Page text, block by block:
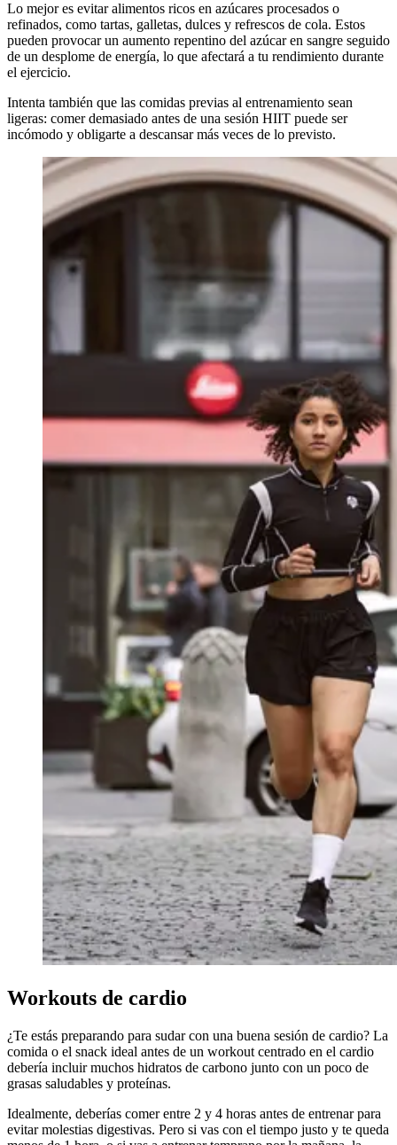
Lo mejor es evitar alimentos ricos en azúcares procesados o
refinados, como tartas, galletas, dulces y refrescos de cola. Estos
pueden provocar un aumento repentino del azúcar en sangre seguido
de un desplome de energía, lo que afectará a tu rendimiento durante
el ejercicio.
Intenta también que las comidas previas al entrenamiento sean
ligeras: comer demasiado antes de una sesión HIIT puede ser
incómodo y obligarte a descansar más veces de lo previsto.
Workouts de cardio
¿Te estás preparando para sudar con una buena sesión de cardio? La
comida o el snack ideal antes de un workout centrado en el cardio
debería incluir muchos hidratos de carbono junto con un poco de
grasas saludables y proteínas.
Idealmente, deberías comer entre 2 y 4 horas antes de entrenar para
evitar molestias digestivas. Pero si vas con el tiempo justo y te queda